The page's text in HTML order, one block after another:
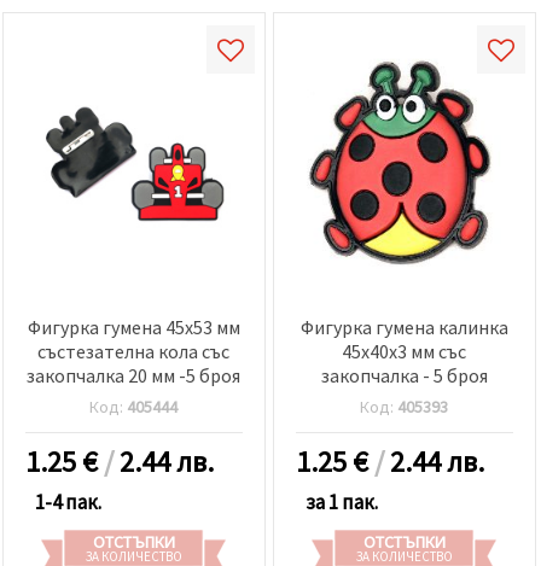
Фигурка гумена 45x53 мм
състезателна кола със
закопчалка 20 мм -5 броя
Код: 405444
1.25€/2.44 лв.
1-4 пак.
ОТСТЪПКИ
ЗА КОЛИЧЕСТВО
Фигурка гумена калинка
45x40x3 мм със
закопчалка - 5 броя
Код: 405393
1.25€/2.44 лв.
за 1 пак.
ОТСТЪПКИ
ЗА КОЛИЧЕСТВО